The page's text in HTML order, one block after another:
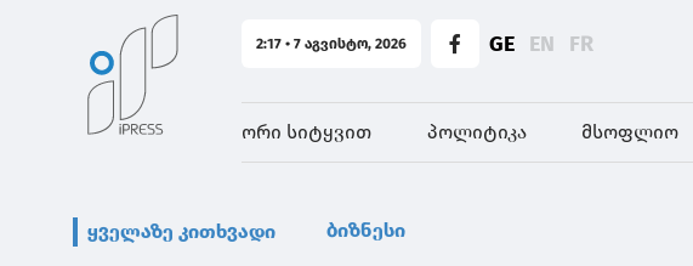
2:17 • 7 აგვისტო, 2026 GE EN FR
ორი სიტყვით პოლიტიკა მსოფლიო
ყველაზე კითხვადი ბიზნესი